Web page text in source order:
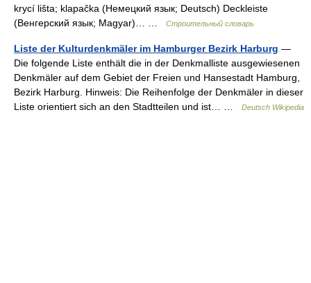
krycí lišta; klapačka (Немецкий язык; Deutsch) Deckleiste
(Венгерский язык; Magyar)… …
Строительный словарь
Liste der Kulturdenkmäler im Hamburger Bezirk Harburg —
Die folgende Liste enthält die in der Denkmalliste ausgewiesenen
Denkmäler auf dem Gebiet der Freien und Hansestadt Hamburg,
Bezirk Harburg. Hinweis: Die Reihenfolge der Denkmäler in dieser
Liste orientiert sich an den Stadtteilen und ist… …
Deutsch Wikipedia